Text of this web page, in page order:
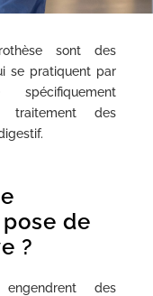
sont des
se pratiquent par
traitement des
de
?
des